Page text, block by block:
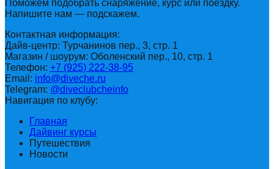
Поможем подобрать снаряжение, курс или поездку.
Напишите нам — подскажем.
Контактная информация:
Дайв-центр: Турчанинов пер., 3, стр. 1
Магазин / шоурум: Оболенский пер., 10, стр. 1
Телефон: +7 (925) 222-38-95
Email: info@diveche.ru
Telegram: @diveclubcheinfo
Навигация по клубу:
Главная
Дайвинг курсы
Путешествия
Новости